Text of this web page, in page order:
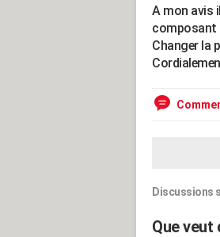
A mon avis
composant
Changer la
Discussions
Que veut